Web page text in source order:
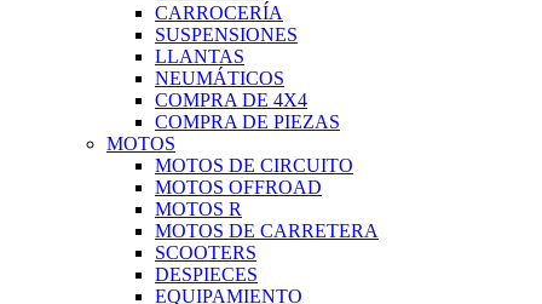
CARROCERÍA
SUSPENSIONES
LLANTAS
NEUMÁTICOS
COMPRA DE 4X4
COMPRA DE PIEZAS
MOTOS
MOTOS DE CIRCUITO
MOTOS OFFROAD
MOTOS R
MOTOS DE CARRETERA
SCOOTERS
DESPIECES
EQUIPAMIENTO